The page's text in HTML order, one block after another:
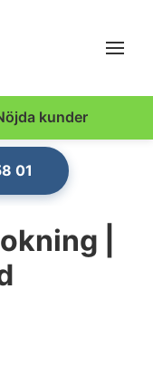
kunder
01
|